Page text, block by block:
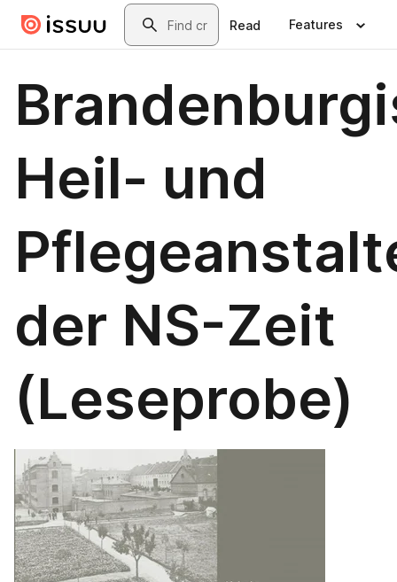
Skip to main contentSearch
Read Features
Heil- und
der NS-Zeit
(Leseprobe)